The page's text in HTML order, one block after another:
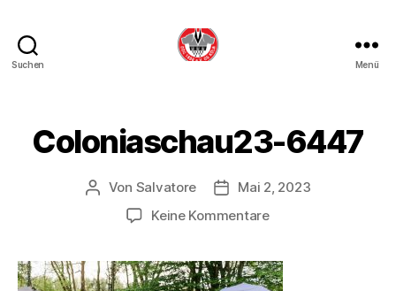
Suchen Menü
Coloniaschau23-6447
Beitragsautor
Von Salvatore Beitragsdatum
Mai 2, 2023
Keine Kommentarezu